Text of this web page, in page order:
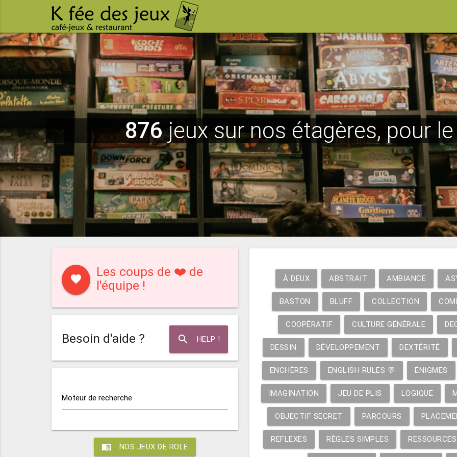
876jeux sur nos étagères, pour
favorite
Les coups de ❤️ de
l'équipe !
search HELP !
Besoin d'aide ?
Moteur de recherche
menu_book NOS JEUX DE ROLE
À DEUX ABSTRAIT AMBIANCE
BASTON BLUFF COLLECTION
COOPÉRATIF CULTURE GÉNÉRALE
DESSIN DÉVELOPPEMENT DEXTÉRITÉ
ENCHÈRES ENGLISH RULES 💬 ÉNIGMES
IMAGINATION JEU DE PLIS LOGIQUE
OBJECTIF SECRET PARCOURS
REFLEXES RÈGLES SIMPLES RESSOURCES